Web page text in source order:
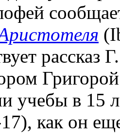
рассказ
Григорой
учебы в
как он